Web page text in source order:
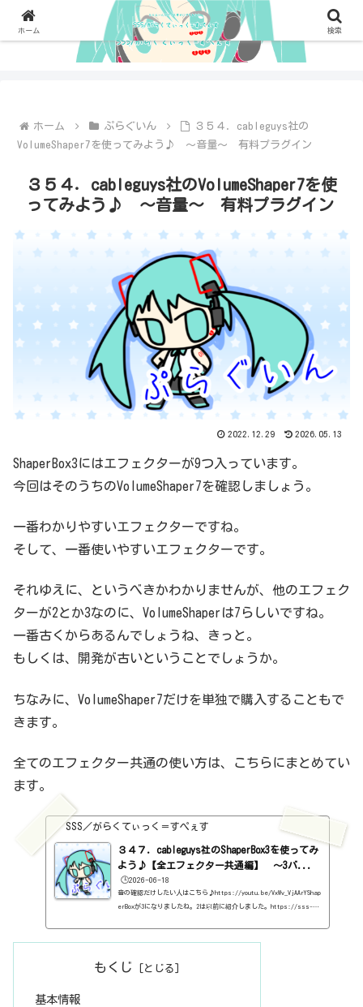
ホーム ぷらぐいん
３５４．cableguys社の
VolumeShaper7を使ってみよう♪ ～音量～ 有料プラグイン
３５４．cableguys社のVolumeShaper7を使
ってみよう♪ ～音量～ 有料プラグイン
2022.12.29 2026.05.13
ShaperBox3にはエフェクターが9つ入っています。
今回はそのうちのVolumeShaper7を確認しましょう。
一番わかりやすいエフェクターですね。
そして、一番使いやすいエフェクターです。
それゆえに、というべきかわかりませんが、他のエフェク
ターが2とか3なのに、VolumeShaperは7らしいですね。
一番古くからあるんでしょうね、きっと。
もしくは、開発が古いということでしょうか。
ちなみに、VolumeShaper7だけを単独で購入することもで
きます。
全てのエフェクター共通の使い方は、こちらにまとめてい
ます。
SSS／がらくてぃっく＝すぺぇす
３４７．cableguys社のShaperBox3を使ってみ
よう♪【全エフェクター共通編】 ～3バ...
🕒️2026-06-18
音の確認だけしたい人はこちら♪https://youtu.be/VxWv_VjAArYShap
erBoxが3になりましたね。2は以前に紹介しました。https://sss-mu
2%92%e4%bd%bf%e3%81%a3%e3%81%a6%e3%81%bf%e3%82%88/基本的
な性能は変わっていないようですが、ずいぶん、便利な機能がついて
もくじ
基本情報
ホーム 検索